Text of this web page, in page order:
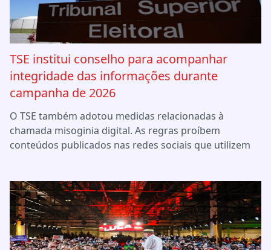
TSE institui conselho para acompanhar
integridade das informações durante
campanha de 2026
O TSE também adotou medidas relacionadas à
chamada misoginia digital. As regras proíbem
conteúdos publicados nas redes sociais que utilizem